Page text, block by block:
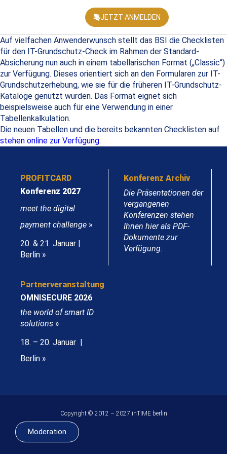
JETZT ANMELDEN
Auf vielfachen Anwenderwunsch stellt das BSI die Checklisten
für den IT-Grundschutz-Check im Rahmen der Standard-
Absicherung nun auch in einem tabellarischen Format („Classic“)
zur Verfügung. Dieses orientiert sich an den Formularen zur IT-
Grundschutzerhebung, wie sie für die früheren IT-Grundschutz-
Kataloge genutzt wurden. Das Format eignet sich
beispielsweise auch für eine Verwendung in einer
Tabellenkalkulation.
Die neuen Tabellen und die bereits bekannten Checklisten auf
stehen online zur Verfügung.
PROFITCARD
Konferenz 2027
meet the digital
payment challenge »
20. & 21. Januar |
Berlin »
Konferenz Archiv
Die Präsentationen der
vergangenen
Konferenzen stehen
Ihnen hier als PDF-
Dokumente zur
Verfügung.
Partnerveranstaltung
OMNISECURE 2026
the world of smart ID
solutions »
18. – 20. Januar |
Berlin »
Copyright © 2012 – 2027 inTIME berlin
Moderation